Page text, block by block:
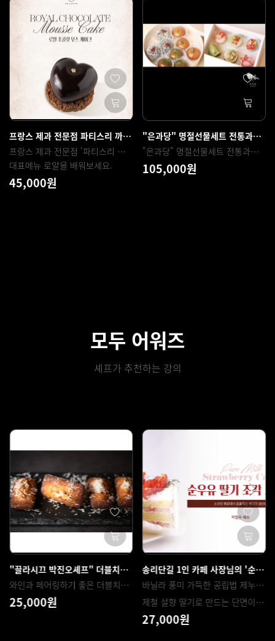
프랑스 제과 전문점 파티스리 까이에 실패없이 완성하는 고급 디저트 레시피 초콜릿 무스 케이크 '로얄'
프랑스 제과 전문점 '파티스리 까이에'
대표메뉴 로얄을 배워보세요.
45,000원
"은과당" 명절선물세트 전통과자 클래스 (화과자 & 개성주악)
"은과당" 명절선물세트 전통과자 클래스 (화과자 & 개성주악)
105,000원
모두 어워즈
셰프가 추천하는 강의
"끌라시끄 박진오셰프" 더블치즈 휘낭시에
와인과 페어링하기 좋은 더블치즈 휘낭시에
25,000원
송리단길 1인 카페 사장님의 '순우유 딸기 조각 케이크'
바닐라 풍미 가득한 공립법 제누와즈 시트와 순우유의 부드러움이 가득한 샹티크림
제철 설향 딸기로 만드는 단면이 예쁘게 나오는 조각케이크
27,000원